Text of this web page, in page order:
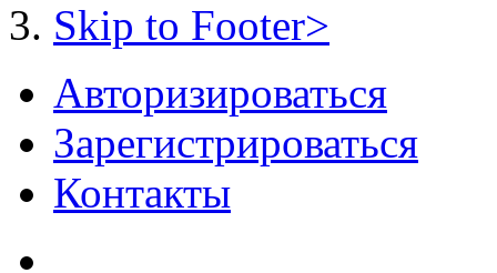
Skip to Footer>
Авторизироваться
Зарегистрироваться
Контакты